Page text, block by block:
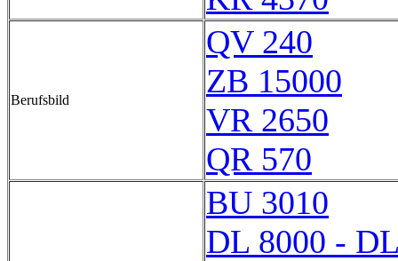
Berufsbild
QV 240
ZB 15000
VR 2650
QR 570
BU 3010
DL 8000 -